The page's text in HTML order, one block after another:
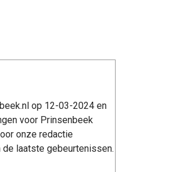
op 12-03-2024 en
voor Prinsenbeek
onze redactie
laatste gebeurtenissen.